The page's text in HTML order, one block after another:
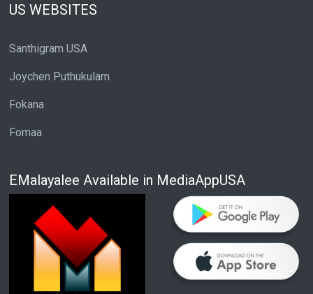
US WEBSITES
Santhigram USA
Joychen Puthukulam
Fokana
Fomaa
EMalayalee Available in MediaAppUSA